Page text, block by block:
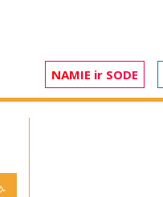
NAMIE ir SODE